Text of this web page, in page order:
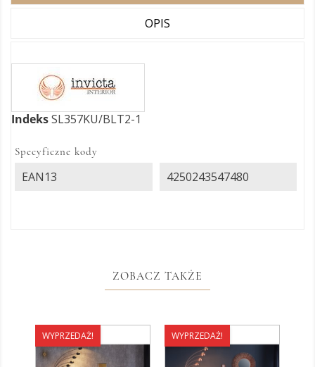
OPIS
IndeksSL357KU/BLT2-1
Specyficzne kody
EAN13 4250243547480
ZOBACZ TAKŻE
WYPRZEDAŻ! WYPRZEDAŻ!